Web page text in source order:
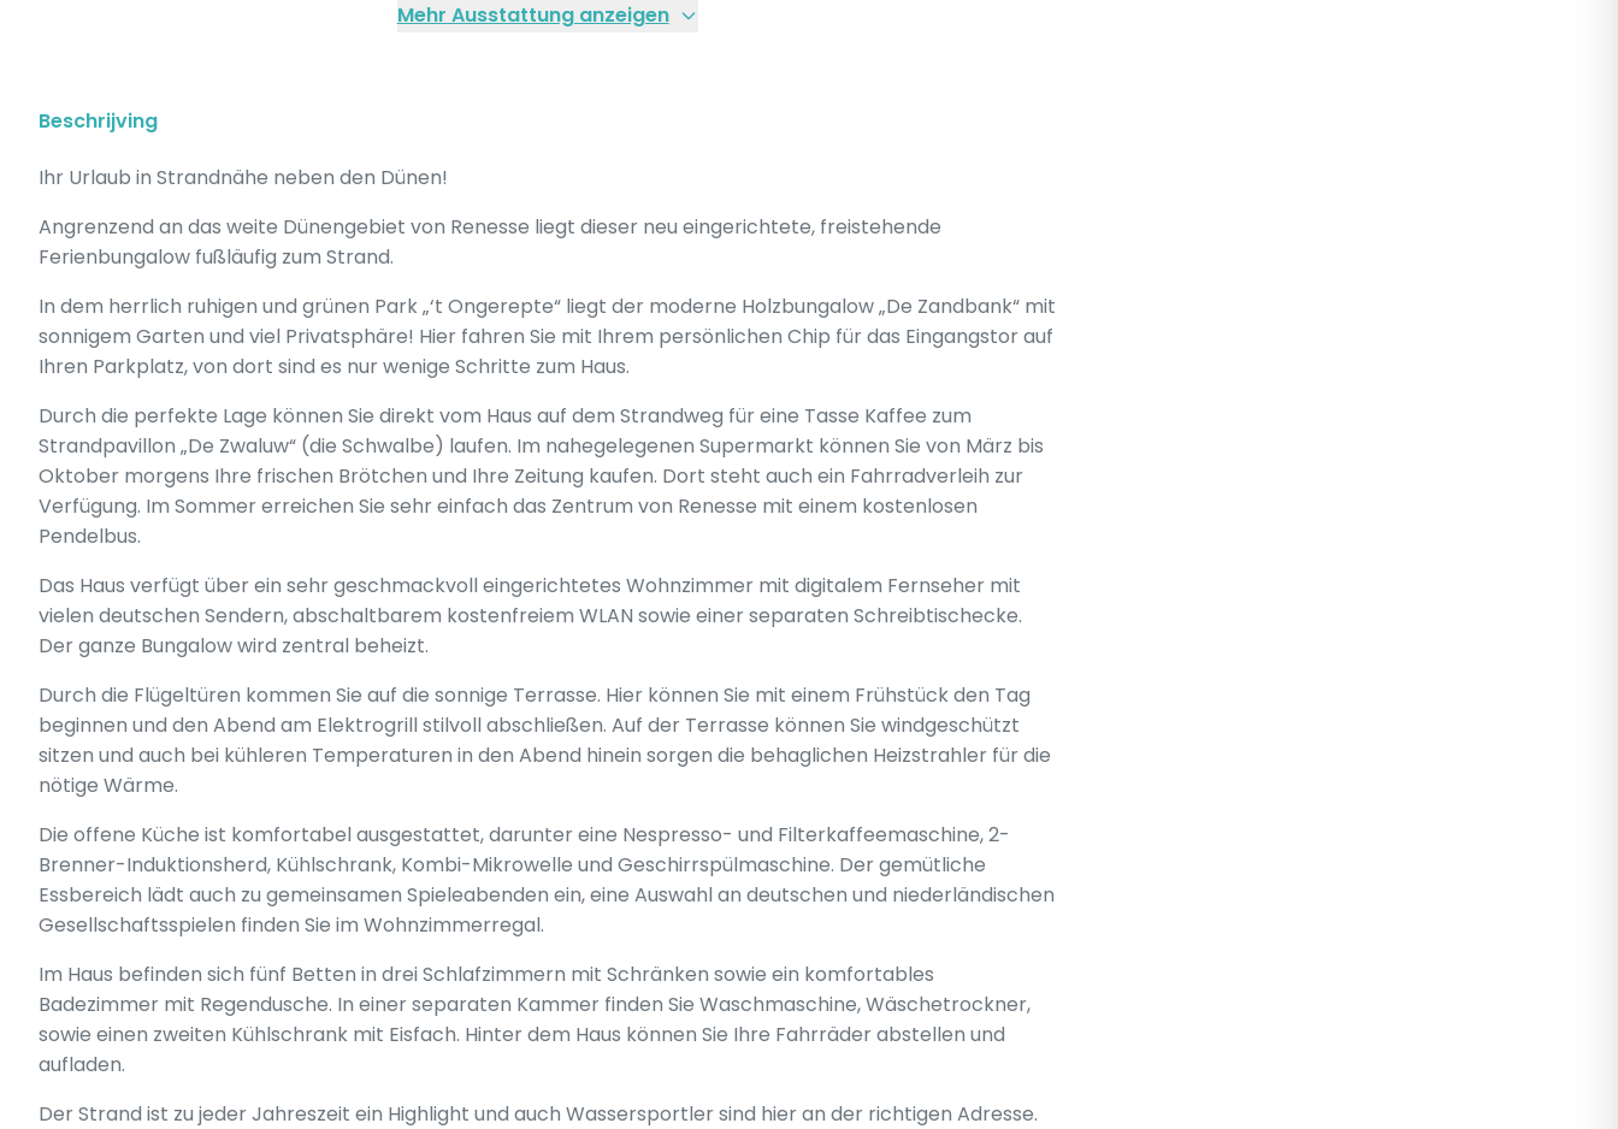
Mehr Ausstattung anzeigen
Beschrijving
Ihr Urlaub in Strandnähe neben den Dünen!
Angrenzend an das weite Dünengebiet von Renesse liegt dieser neu eingerichtete, freistehende
Ferienbungalow fußläufig zum Strand.
In dem herrlich ruhigen und grünen Park „‘t Ongerepte“ liegt der moderne Holzbungalow „De Zandbank“ mit
sonnigem Garten und viel Privatsphäre! Hier fahren Sie mit Ihrem persönlichen Chip für das Eingangstor auf
Ihren Parkplatz, von dort sind es nur wenige Schritte zum Haus.
Durch die perfekte Lage können Sie direkt vom Haus auf dem Strandweg für eine Tasse Kaffee zum
Strandpavillon „De Zwaluw“ (die Schwalbe) laufen. Im nahegelegenen Supermarkt können Sie von März bis
Oktober morgens Ihre frischen Brötchen und Ihre Zeitung kaufen. Dort steht auch ein Fahrradverleih zur
Verfügung. Im Sommer erreichen Sie sehr einfach das Zentrum von Renesse mit einem kostenlosen
Pendelbus.
Das Haus verfügt über ein sehr geschmackvoll eingerichtetes Wohnzimmer mit digitalem Fernseher mit
vielen deutschen Sendern, abschaltbarem kostenfreiem WLAN sowie einer separaten Schreibtischecke.
Der ganze Bungalow wird zentral beheizt.
Durch die Flügeltüren kommen Sie auf die sonnige Terrasse. Hier können Sie mit einem Frühstück den Tag
beginnen und den Abend am Elektrogrill stilvoll abschließen. Auf der Terrasse können Sie windgeschützt
sitzen und auch bei kühleren Temperaturen in den Abend hinein sorgen die behaglichen Heizstrahler für die
nötige Wärme.
Die offene Küche ist komfortabel ausgestattet, darunter eine Nespresso- und Filterkaffeemaschine, 2-
Brenner-Induktionsherd, Kühlschrank, Kombi-Mikrowelle und Geschirrspülmaschine. Der gemütliche
Essbereich lädt auch zu gemeinsamen Spieleabenden ein, eine Auswahl an deutschen und niederländischen
Gesellschaftsspielen finden Sie im Wohnzimmerregal.
Im Haus befinden sich fünf Betten in drei Schlafzimmern mit Schränken sowie ein komfortables
Badezimmer mit Regendusche. In einer separaten Kammer finden Sie Waschmaschine, Wäschetrockner,
sowie einen zweiten Kühlschrank mit Eisfach. Hinter dem Haus können Sie Ihre Fahrräder abstellen und
aufladen.
Der Strand ist zu jeder Jahreszeit ein Highlight und auch Wassersportler sind hier an der richtigen Adresse.